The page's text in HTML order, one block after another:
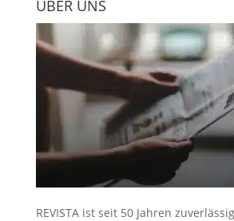
ÜBER UNS
REVISTA ist seit 50 Jahren